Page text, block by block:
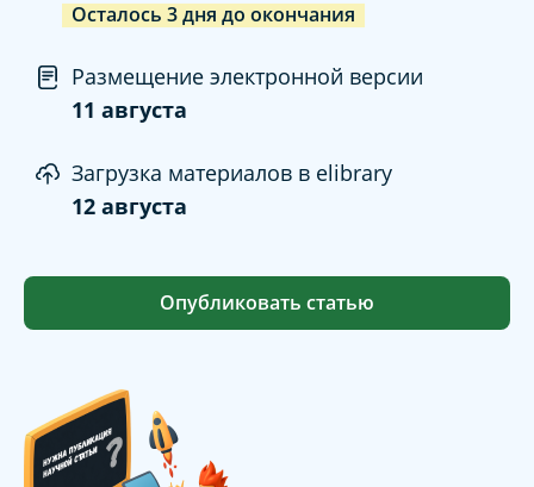
Осталось 3дня до окончания
Размещение электронной версии
11 августа
Загрузка материалов в elibrary
12 августа
Опубликовать статью